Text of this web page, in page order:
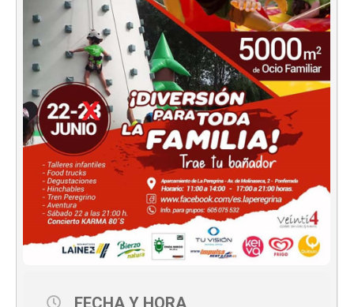
FECHA Y HORA